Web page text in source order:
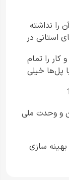
را نداشته
استانی در
کار را تمام
پل‌ها خیلی
از یک
و وحدت ملی
سازی